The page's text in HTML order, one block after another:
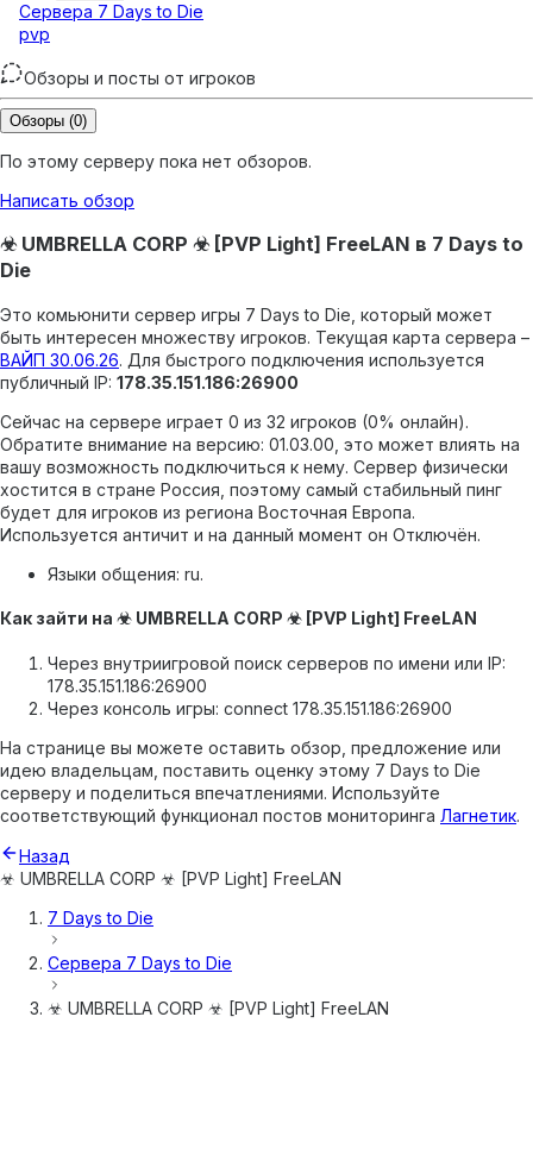
Сервера 7 Days to Die
pvp
Обзоры и посты от игроков
Обзоры (0)
По этому серверу пока нет обзоров.
Написать обзор
☣ UMBRELLA CORP ☣ [PVP Light] FreeLAN в 7 Days to
Die
Это комьюнити сервер игры 7 Days to Die, который может
быть интересен множеству игроков. Текущая карта сервера –
ВАЙП 30.06.26. Для быстрого подключения используется
публичный IP: 178.35.151.186:26900
Сейчас на сервере играет 0 из 32 игроков (0% онлайн).
Обратите внимание на версию: 01.03.00, это может влиять на
вашу возможность подключиться к нему. Сервер физически
хостится в стране Россия, поэтому самый стабильный пинг
будет для игроков из региона Восточная Европа.
Используется античит и на данный момент он Отключён.
Языки общения: ru.
Как зайти на ☣ UMBRELLA CORP ☣ [PVP Light] FreeLAN
Через внутриигровой поиск серверов по имени или IP:
178.35.151.186:26900
Через консоль игры: connect 178.35.151.186:26900
На странице вы можете оставить обзор, предложение или
идею владельцам, поставить оценку этому 7 Days to Die
серверу и поделиться впечатлениями. Используйте
соответствующий функционал постов мониторинга Лагнетик.
Назад
☣ UMBRELLA CORP ☣ [PVP Light] FreeLAN
7 Days to Die
Сервера 7 Days to Die
☣ UMBRELLA CORP ☣ [PVP Light] FreeLAN